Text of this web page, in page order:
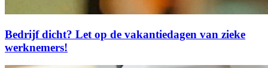
Bedrijf dicht? Let op de vakantiedagen van zieke
werknemers!